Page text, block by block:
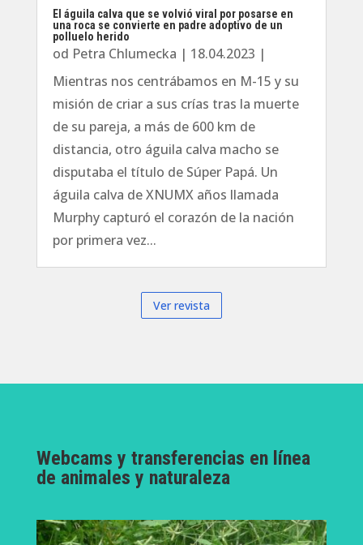
El águila calva que se volvió viral por posarse en
una roca se convierte en padre adoptivo de un
polluelo herido
od Petra Chlumecka | 18.04.2023 |
Mientras nos centrábamos en M-15 y su
misión de criar a sus crías tras la muerte
de su pareja, a más de 600 km de
distancia, otro águila calva macho se
disputaba el título de Súper Papá. Un
águila calva de XNUMX años llamada
Murphy capturó el corazón de la nación
por primera vez...
Ver revista
Webcams y transferencias en línea
de animales y naturaleza